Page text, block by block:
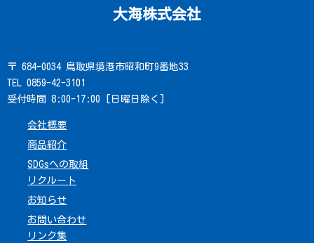
大海株式会社
〒 684-0034 鳥取県境港市昭和町9番地33
TEL 0859-42-3101
受付時間 8:00-17:00 [日曜日除く]
会社概要
商品紹介
SDGsへの取組
リクルート
お知らせ
お問い合わせ
リンク集